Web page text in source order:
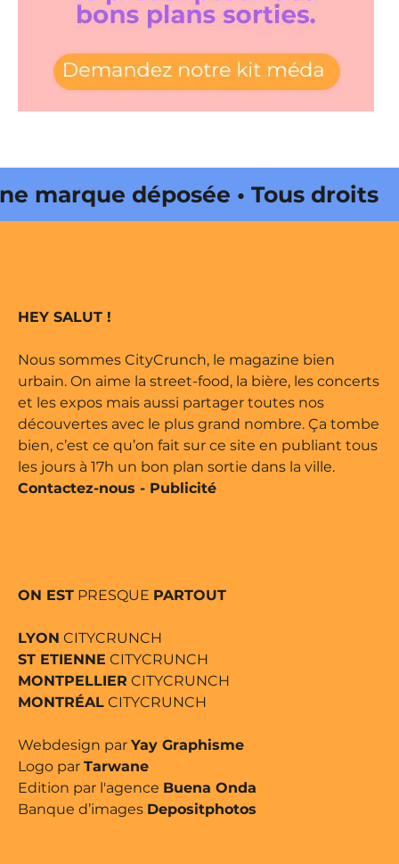
marque déposée • Tous droits
édité par Buena Onda Web •
HEY SALUT !
Nous sommes CityCrunch, le magazine bien
urbain. On aime la street-food, la bière, les concerts
et les expos mais aussi partager toutes nos
découvertes avec le plus grand nombre. Ça tombe
bien, c’est ce qu’on fait sur ce site en publiant tous
les jours à 17h un bon plan sortie dans la ville.
Contactez-nous - Publicité
ON EST PRESQUE PARTOUT
LYON CITYCRUNCH
ST ETIENNE CITYCRUNCH
MONTPELLIER CITYCRUNCH
MONTRÉAL CITYCRUNCH
Webdesign par Yay Graphisme
Logo par Tarwane
Edition par l'agence Buena Onda
Banque d’images Depositphotos